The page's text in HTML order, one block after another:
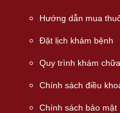
Hướng dẫn mua
Đặt lịch khám bệnh
Quy trình khám
Chính sách điều
Chính sách bảo mật